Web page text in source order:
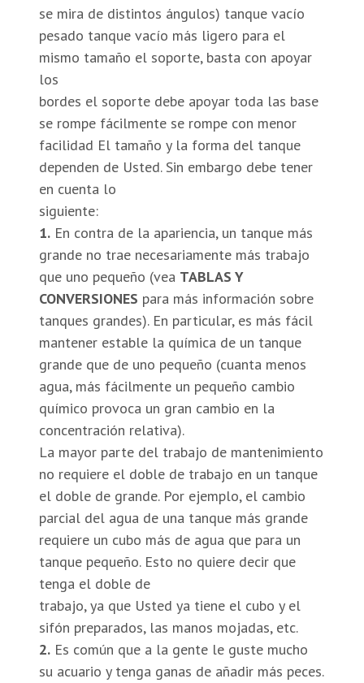
se mira de distintos ángulos) tanque vacío
pesado tanque vacío más ligero para el
mismo tamaño el soporte, basta con apoyar
los
bordes el soporte debe apoyar toda las base
se rompe fácilmente se rompe con menor
facilidad El tamaño y la forma del tanque
dependen de Usted. Sin embargo debe tener
en cuenta lo
siguiente:
1. En contra de la apariencia, un tanque más
grande no trae necesariamente más trabajo
que uno pequeño (vea TABLAS Y
CONVERSIONES para más información sobre
tanques grandes). En particular, es más fácil
mantener estable la química de un tanque
grande que de uno pequeño (cuanta menos
agua, más fácilmente un pequeño cambio
químico provoca un gran cambio en la
concentración relativa).
La mayor parte del trabajo de mantenimiento
no requiere el doble de trabajo en un tanque
el doble de grande. Por ejemplo, el cambio
parcial del agua de una tanque más grande
requiere un cubo más de agua que para un
tanque pequeño. Esto no quiere decir que
tenga el doble de
trabajo, ya que Usted ya tiene el cubo y el
sifón preparados, las manos mojadas, etc.
2. Es común que a la gente le guste mucho
su acuario y tenga ganas de añadir más peces.